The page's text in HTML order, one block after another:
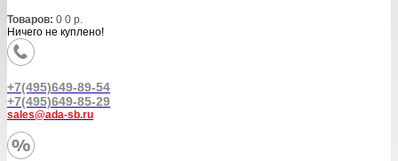
Товаров: 0 0 р.
Ничего не куплено!
+7(495)649-89-54
+7(495)649-85-29
sales@ada-sb.ru